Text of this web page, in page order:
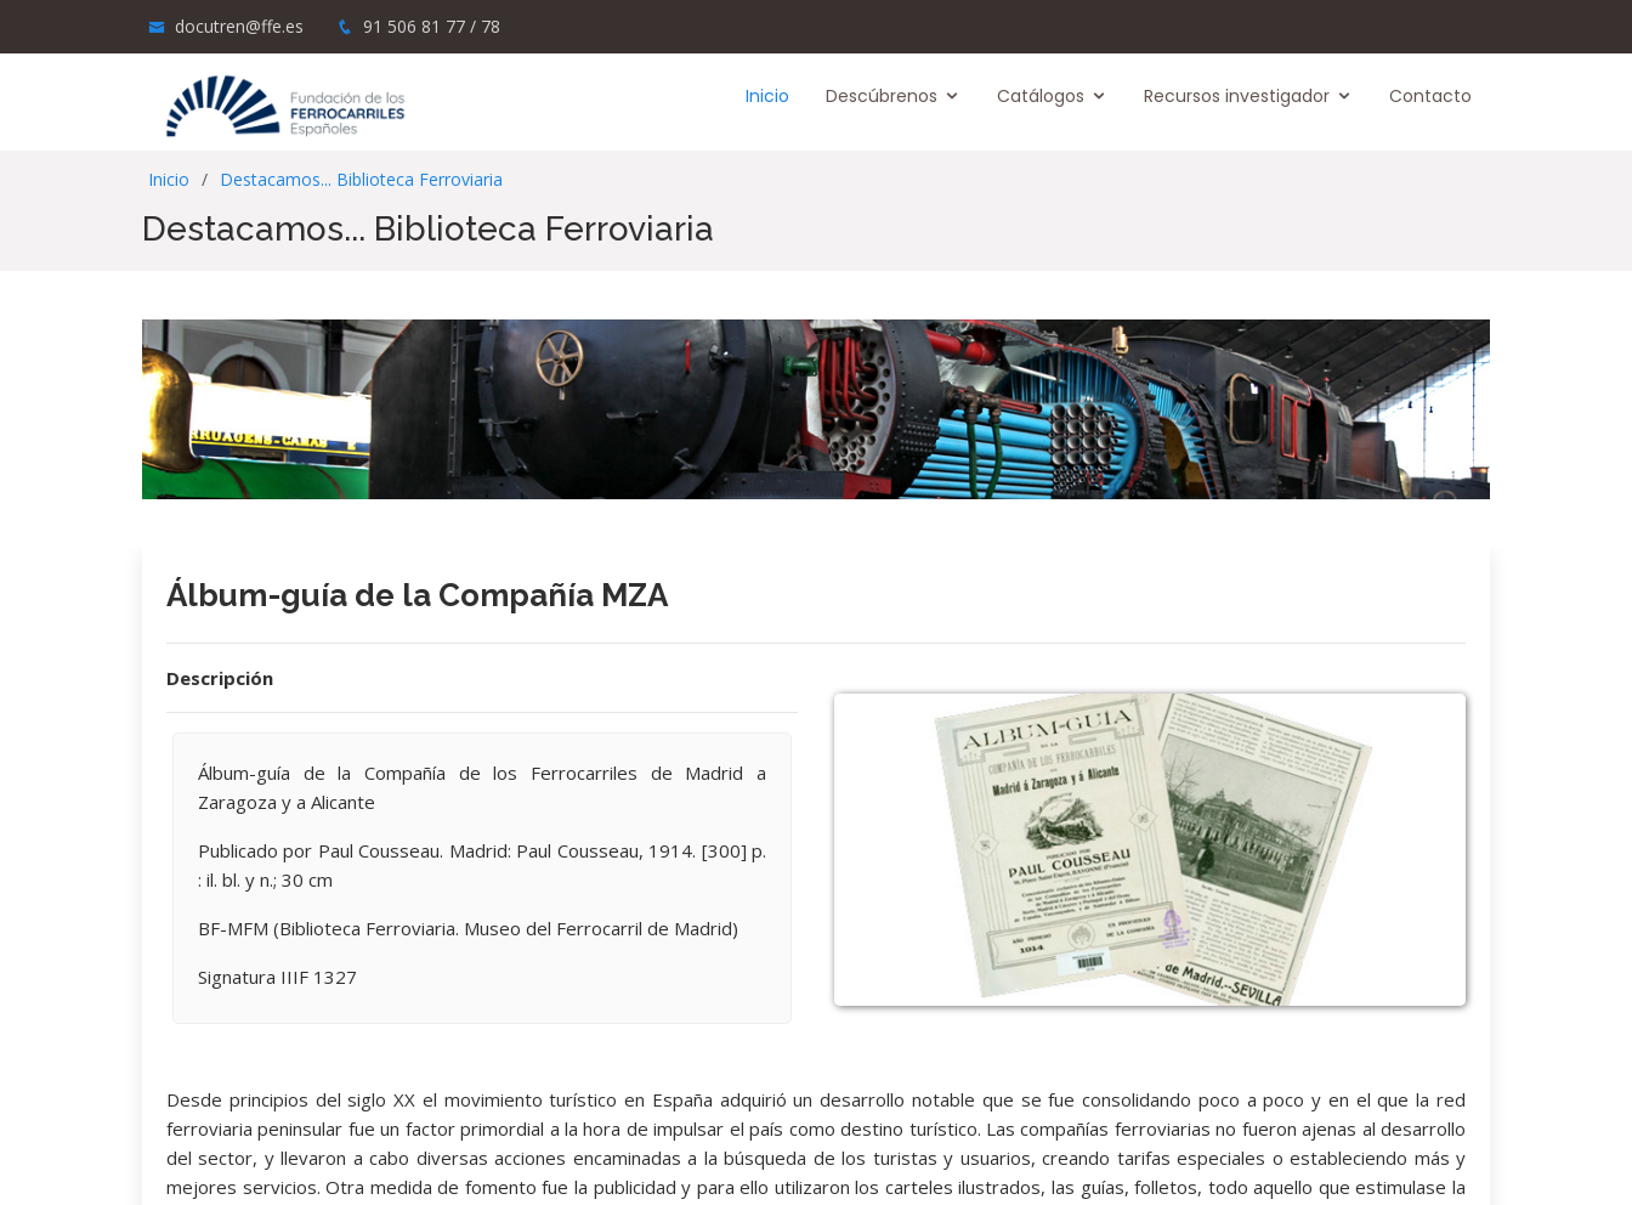
docutren@ffe.es 91 506 81 77 / 78
Inicio Descúbrenos Catálogos Recursos investigador Contacto
Inicio Destacamos... Biblioteca Ferroviaria
Destacamos... Biblioteca Ferroviaria
Álbum-guía de la Compañía MZA
Descripción
Álbum-guía de la Compañía de los Ferrocarriles de Madrid a
Zaragoza y a Alicante
Publicado por Paul Cousseau. Madrid: Paul Cousseau, 1914. [300] p.
: il. bl. y n.; 30 cm
BF-MFM (Biblioteca Ferroviaria. Museo del Ferrocarril de Madrid)
Signatura IIIF 1327
Desde principios del siglo XX el movimiento turístico en España adquirió un desarrollo notable que se fue consolidando poco a poco y en el que la red
ferroviaria peninsular fue un factor primordial a la hora de impulsar el país como destino turístico. Las compañías ferroviarias no fueron ajenas al desarrollo
del sector, y llevaron a cabo diversas acciones encaminadas a la búsqueda de los turistas y usuarios, creando tarifas especiales o estableciendo más y
mejores servicios. Otra medida de fomento fue la publicidad y para ello utilizaron los carteles ilustrados, las guías, folletos, todo aquello que estimulase la